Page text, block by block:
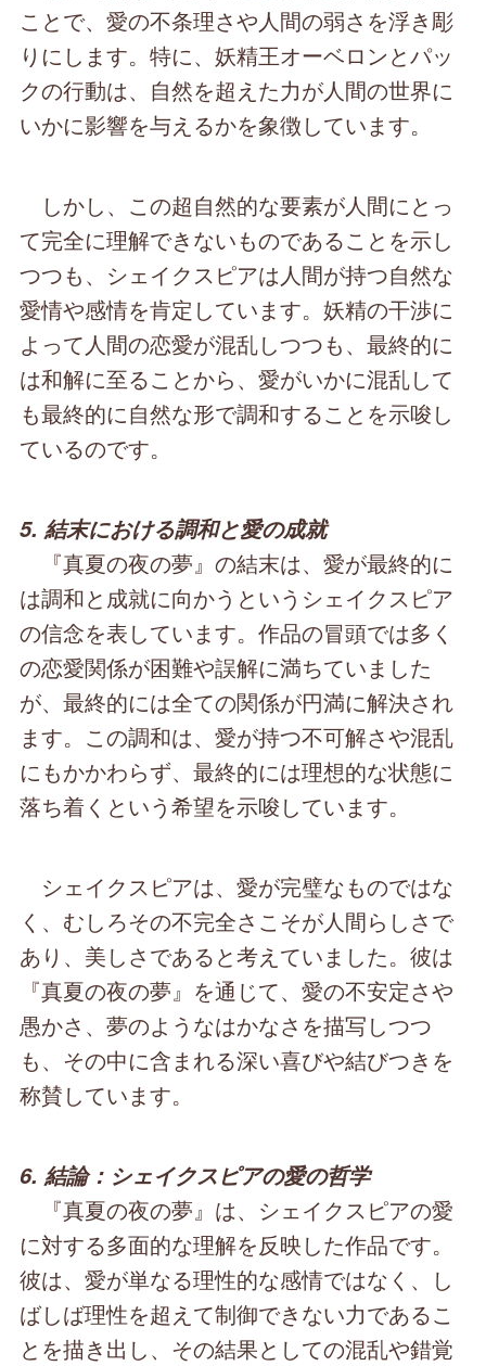
ことで、愛の不条理さや人間の弱さを浮き彫
りにします。特に、妖精王オーベロンとパッ
クの行動は、自然を超えた力が人間の世界に
いかに影響を与えるかを象徴しています。
しかし、この超自然的な要素が人間にとっ
て完全に理解できないものであることを示し
つつも、シェイクスピアは人間が持つ自然な
愛情や感情を肯定しています。妖精の干渉に
よって人間の恋愛が混乱しつつも、最終的に
は和解に至ることから、愛がいかに混乱して
も最終的に自然な形で調和することを示唆し
ているのです。
5. 結末における調和と愛の成就
『真夏の夜の夢』の結末は、愛が最終的に
は調和と成就に向かうというシェイクスピア
の信念を表しています。作品の冒頭では多く
の恋愛関係が困難や誤解に満ちていました
が、最終的には全ての関係が円満に解決され
ます。この調和は、愛が持つ不可解さや混乱
にもかかわらず、最終的には理想的な状態に
落ち着くという希望を示唆しています。
シェイクスピアは、愛が完璧なものではな
く、むしろその不完全さこそが人間らしさで
あり、美しさであると考えていました。彼は
『真夏の夜の夢』を通じて、愛の不安定さや
愚かさ、夢のようなはかなさを描写しつつ
も、その中に含まれる深い喜びや結びつきを
称賛しています。
6. 結論：シェイクスピアの愛の哲学
『真夏の夜の夢』は、シェイクスピアの愛
に対する多面的な理解を反映した作品です。
彼は、愛が単なる理性的な感情ではなく、し
ばしば理性を超えて制御できない力であるこ
とを描き出し、その結果としての混乱や錯覚